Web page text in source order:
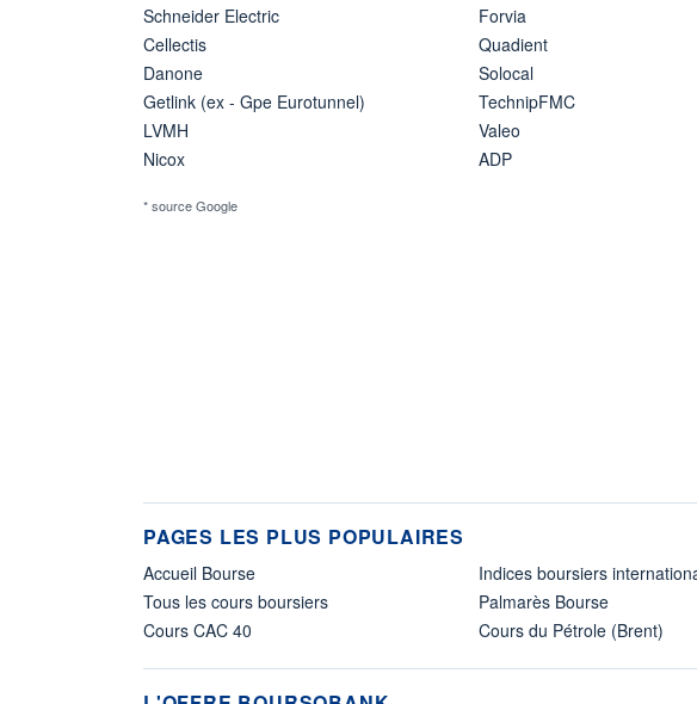
Schneider Electric
Cellectis
Danone
Getlink (ex - Gpe Eurotunnel)
LVMH
Nicox
Forvia
Quadient
Solocal
TechnipFMC
Valeo
ADP
* source Google
PAGES LES PLUS POPULAIRES
Accueil Bourse
Tous les cours boursiers
Cours CAC 40
Indices boursiers
Palmarès Bourse
Cours du Pétrole (Brent)